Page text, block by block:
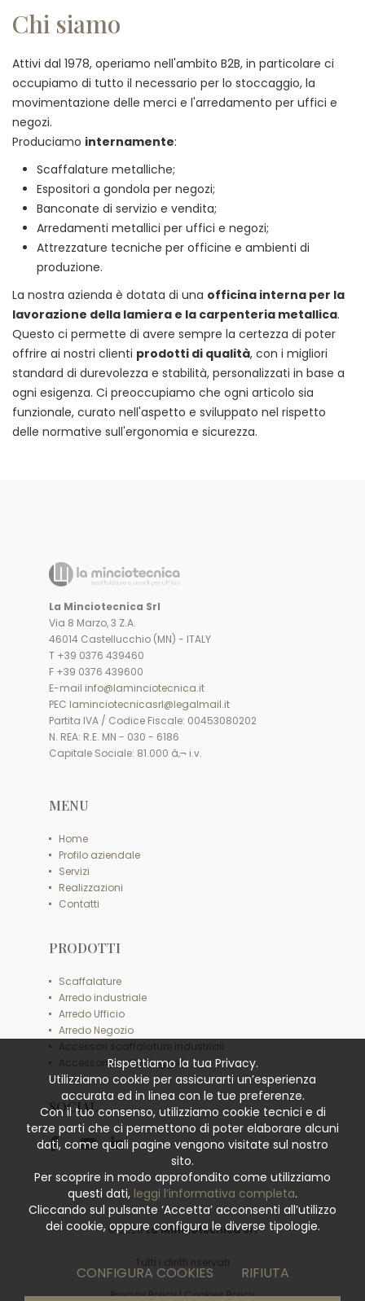
Chi siamo
Attivi dal 1978, operiamo nell'ambito B2B, in particolare ci
occupiamo di tutto il necessario per lo stoccaggio, la
movimentazione delle merci e l'arredamento per uffici e
negozi.
Produciamo internamente:
Scaffalature metalliche;
Espositori a gondola per negozi;
Banconate di servizio e vendita;
Arredamenti metallici per uffici e negozi;
Attrezzature tecniche per officine e ambienti di
produzione.
La nostra azienda è dotata di una officina interna per la
lavorazione della lamiera e la carpenteria metallica.
Questo ci permette di avere sempre la certezza di poter
offrire ai nostri clienti prodotti di qualità, con i migliori
standard di durevolezza e stabilità, personalizzati in base a
ogni esigenza. Ci preoccupiamo che ogni articolo sia
funzionale, curato nell'aspetto e sviluppato nel rispetto
delle normative sull'ergonomia e sicurezza.
La Minciotecnica Srl
Via 8 Marzo, 3 Z.A.
46014 Castellucchio (MN) - ITALY
T +39 0376 439460
F +39 0376 439600
E-mail info@laminciotecnica.it
PEC laminciotecnicasrl@legalmail.it
Partita IVA / Codice Fiscale: 00453080202
N. REA: R.E. MN - 030 - 6186
Capitale Sociale: 81.000 â‚¬ i.v.
MENU
Home
Profilo aziendale
Servizi
Realizzazioni
Contatti
PRODOTTI
Scaffalature
Arredo industriale
Arredo Ufficio
Arredo Negozio
Accessori scaffalature industriali
Accessori scaffali leggeri
SOCIAL
© 2026La Minciotecnica Srl
Tutti i diritti riservati
Privacy Policy|Cookies Policy
Rispettiamo la tua Privacy.
Utilizziamo cookie per assicurarti un’esperienza
accurata ed in linea con le tue preferenze.
Con il tuo consenso, utilizziamo cookie tecnici e di
terze parti che ci permettono di poter elaborare alcuni
dati, come quali pagine vengono visitate sul nostro
sito.
Per scoprire in modo approfondito come utilizziamo
questi dati, leggi l’informativa completa.
Cliccando sul pulsante ‘Accetta’ acconsenti all’utilizzo
dei cookie, oppure configura le diverse tipologie.
CONFIGURA COOKIES RIFIUTA